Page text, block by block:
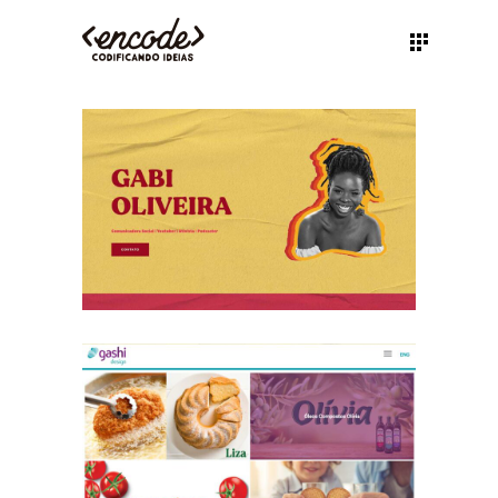
GABI DE OLIVEIRA
GASHI DESIGN